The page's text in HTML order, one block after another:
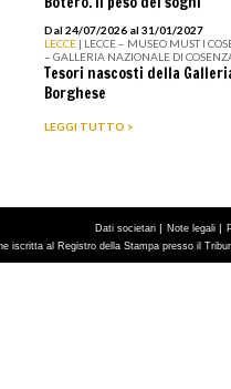
Dal 24/07/2026 al 31/01/2027
LECCE | LECCE – MUSEO MUST I
– GALLERIA NAZIONALE DI
Tesori nascosti della
Borghese
LEGGI TUTTO >
Dati societari | Note legali |
iscritta al Registro della Stampa presso il